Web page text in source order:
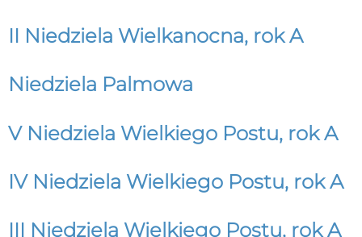
II Niedziela Wielkanocna, rok A
Niedziela Palmowa
V Niedziela Wielkiego Postu, rok A
IV Niedziela Wielkiego Postu, rok A
III Niedziela Wielkiego Postu, rok A